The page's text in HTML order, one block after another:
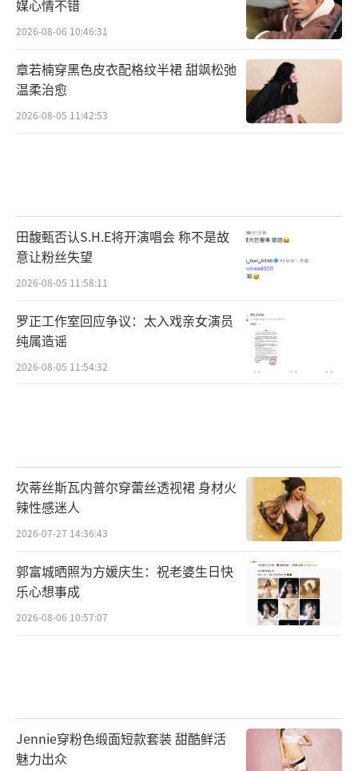
媒心情不错
2026-08-06 10:46:31
章若楠穿黑色皮衣配格纹半裙 甜飒松弛
温柔治愈
2026-08-05 11:42:53
田馥甄否认S.H.E将开演唱会 称不是故
意让粉丝失望
2026-08-05 11:58:11
罗正工作室回应争议：太入戏亲女演员
纯属造谣
2026-08-05 11:54:32
坎蒂丝斯瓦内普尔穿蕾丝透视裙 身材火
辣性感迷人
2026-07-27 14:36:43
郭富城晒照为方媛庆生：祝老婆生日快
乐心想事成
2026-08-06 10:57:07
Jennie穿粉色缎面短款套装 甜酷鲜活
魅力出众